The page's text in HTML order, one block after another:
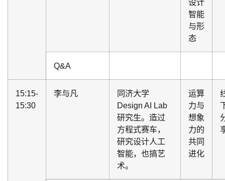
设计
智能
与形
态
Q&A
15:15-
15:30
李与凡
同济大学
Design AI Lab
研究生。造过
方程式赛车，
研究设计人工
智能，也搞艺
术。
运算
力与
想象
力的
共同
进化